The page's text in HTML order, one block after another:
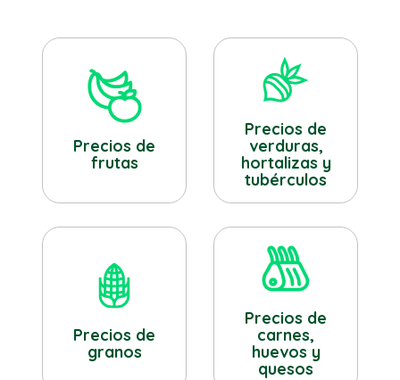
Precios de
frutas
Precios de
verduras,
hortalizas y
tubérculos
Precios de
granos
Precios de
carnes,
huevos y
quesos